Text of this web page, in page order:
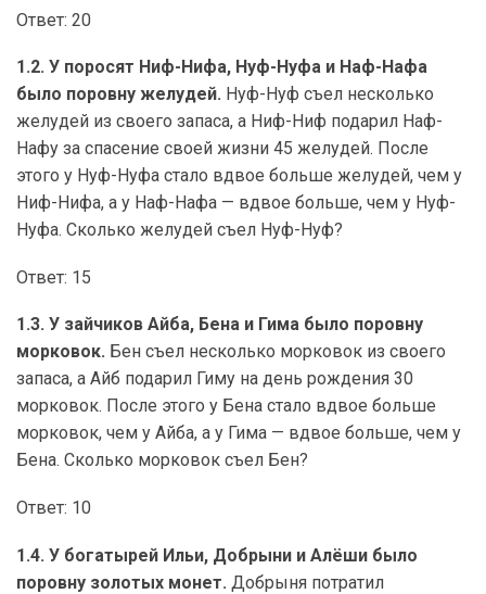
Ответ: 20
1.2. У поросят Ниф-Нифа, Нуф-Нуфа и Наф-Нафа
было поровну желудей. Нуф-Нуф съел несколько
желудей из своего запаса, а Ниф-Ниф подарил Наф-
Нафу за спасение своей жизни 45 желудей. После
этого у Нуф-Нуфа стало вдвое больше желудей, чем у
Ниф-Нифа, а у Наф-Нафа — вдвое больше, чем у Нуф-
Нуфа. Сколько желудей съел Нуф-Нуф?
Ответ: 15
1.3. У зайчиков Айба, Бена и Гима было поровну
морковок. Бен съел несколько морковок из своего
запаса, а Айб подарил Гиму на день рождения 30
морковок. После этого у Бена стало вдвое больше
морковок, чем у Айба, а у Гима — вдвое больше, чем у
Бена. Сколько морковок съел Бен?
Ответ: 10
1.4. У богатырей Ильи, Добрыни и Алёши было
поровну золотых монет. Добрыня потратил